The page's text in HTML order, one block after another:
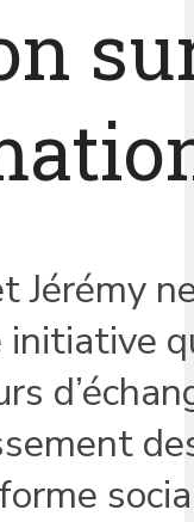
Jérémy
initiative